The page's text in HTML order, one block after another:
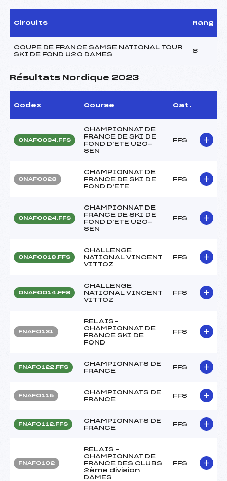
Circuits Rang
COUPE DE FRANCE SAMSE NATIONAL TOUR
SKI DE FOND U20 DAMES
8
Résultats Nordique 2023
Codex Course Cat.
ONAF0034.FFS
CHAMPIONNAT DE
FRANCE DE SKI DE
FOND D'ETE U20-
SEN
FFS
ONAF0028
CHAMPIONNAT DE
FRANCE DE SKI DE
FOND D'ETE
FFS
ONAF0024.FFS
CHAMPIONNAT DE
FRANCE DE SKI DE
FOND D'ETE U20-
SEN
FFS
ONAF0018.FFS
CHALLENGE
NATIONAL VINCENT
VITTOZ
FFS
ONAF0014.FFS
CHALLENGE
NATIONAL VINCENT
VITTOZ
FFS
FNAF0131
RELAIS-
CHAMPIONNAT DE
FRANCE SKI DE
FOND
FFS
FNAF0122.FFS
CHAMPIONNATS DE
FRANCE
FFS
FNAF0115
CHAMPIONNATS DE
FRANCE
FFS
FNAF0112.FFS
CHAMPIONNATS DE
FRANCE
FFS
FNAF0102
RELAIS –
CHAMPIONNAT DE
FRANCE DES CLUBS
2ème division
DAMES
FFS